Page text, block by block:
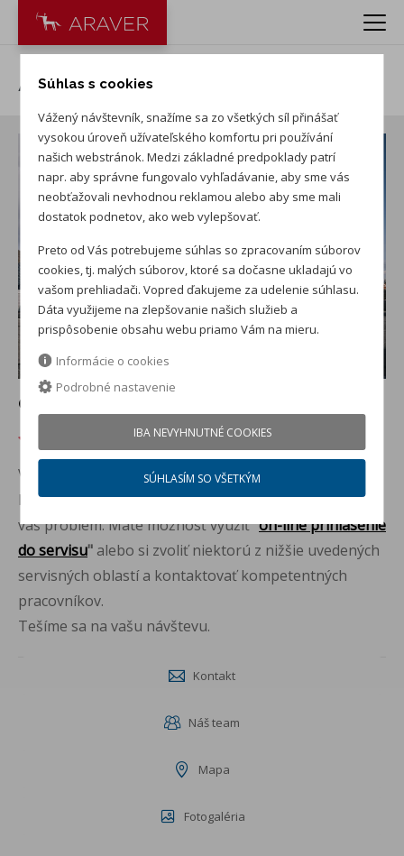
ARAVER Nitra - Audi
O servise a predajni Audi
97% 364hodnotenia
Vítame vás v značkovom servise vozidiel Audi
Naši certifikovaní zamestnanci sú pripravení vyriešiť
váš problém. Máte možnosť využiť"on-line prihlásenie
do servisu" alebo si zvoliť niektorú z nižšie uvedených
servisných oblastí a kontaktovať kompetentných
pracovníkov.
Tešíme sa na vašu návštevu.
Kontakt
Náš team
Mapa
Fotogaléria
Súhlas s cookies
Vážený návštevník, snažíme sa zo všetkých síl přinášať
vysokou úroveň užívateľského komfortu pri používání
našich webstránok. Medzi základné predpoklady patrí
napr. aby správne fungovalo vyhľadávanie, aby sme vás
neobťažovali nevhodnou reklamou alebo aby sme mali
dostatok podnetov, ako web vylepšovať.
Preto od Vás potrebujeme súhlas so zpracovaním súborov
cookies, tj. malých súborov, ktoré sa dočasne ukladajú vo
vašom prehliadači. Vopred ďakujeme za udelenie súhlasu.
Dáta využijeme na zlepšovanie našich služieb a
prispôsobenie obsahu webu priamo Vám na mieru.
Informácie o cookies
Podrobné nastavenie
IBA NEVYHNUTNÉ COOKIES
SÚHLASÍM SO VŠETKÝM